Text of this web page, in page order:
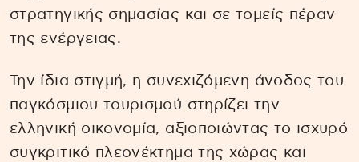
στρατηγικής σημασίας και σε τομείς πέραν
της ενέργειας.
Την ίδια στιγμή, η συνεχιζόμενη άνοδος του
παγκόσμιου τουρισμού στηρίζει την
ελληνική οικονομία, αξιοποιώντας το ισχυρό
συγκριτικό πλεονέκτημα της χώρας και